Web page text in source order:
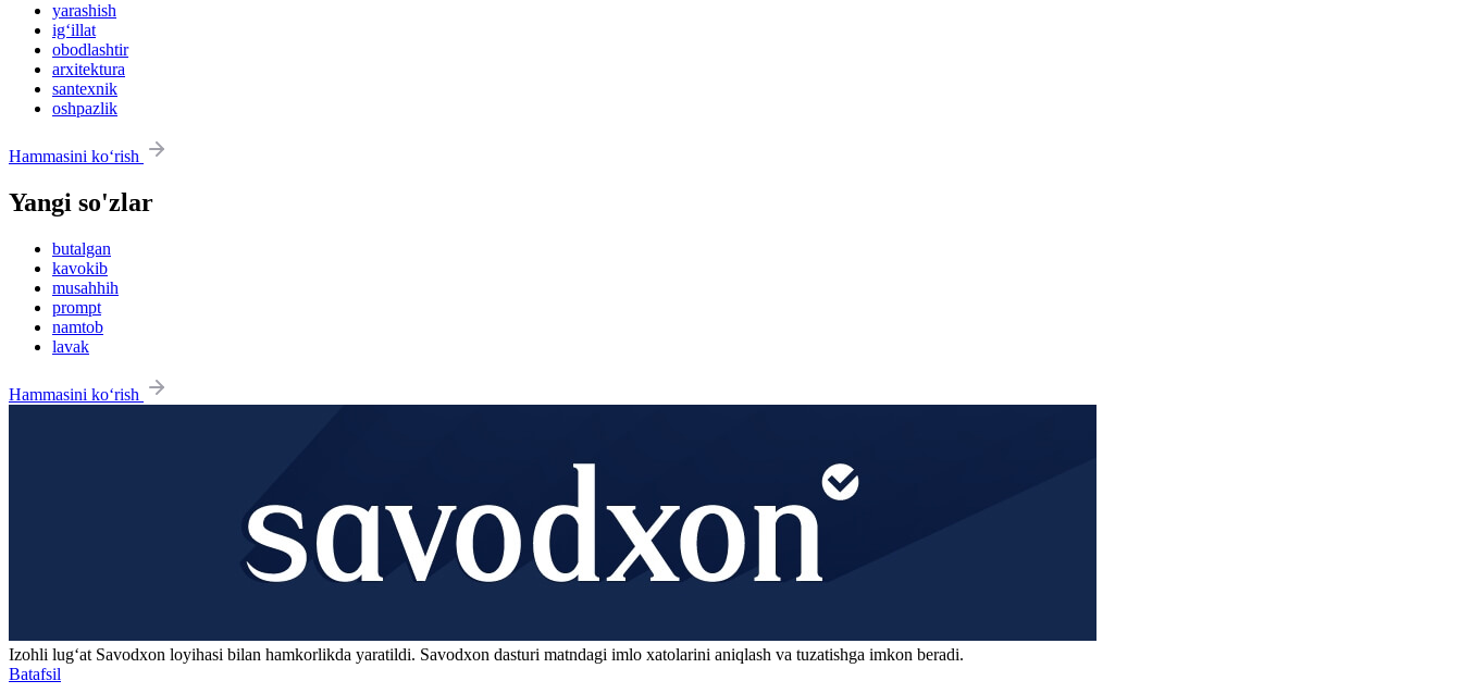
yarashish
ig‘illat
obodlashtir
arxitektura
santexnik
oshpazlik
Hammasini ko‘rish
Yangi so'zlar
butalgan
kavokib
musahhih
prompt
namtob
lavak
Hammasini ko‘rish
Izohli lugʻat Savodxon loyihasi bilan hamkorlikda yaratildi. Savodxon dasturi matndagi imlo xatolarini aniqlash va tuzatishga imkon beradi.
Batafsil